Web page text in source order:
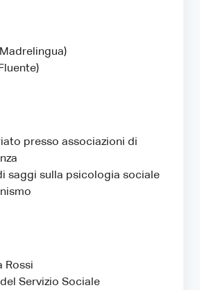
presso associazioni di
saggi sulla psicologia sociale
Rossi
Servizio Sociale